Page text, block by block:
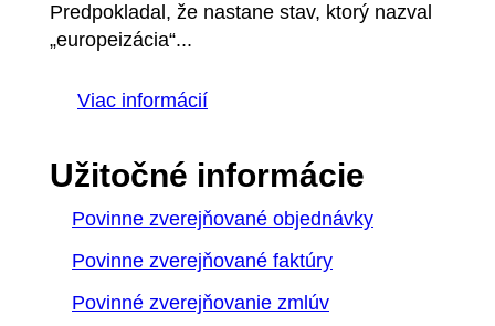
Predpokladal, že nastane stav, ktorý nazval
„europeizácia“...
Viac informácií
Užitočné informácie
Povinne zverejňované objednávky
Povinne zverejňované faktúry
Povinné zverejňovanie zmlúv